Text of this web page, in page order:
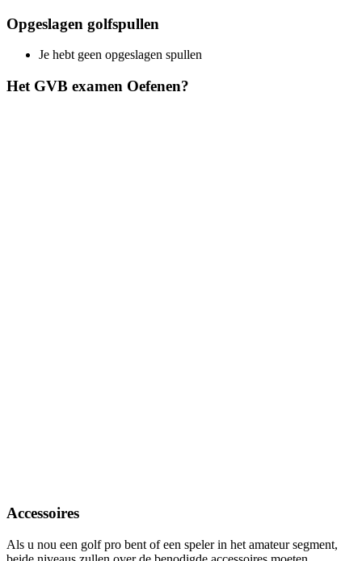
Opgeslagen golfspullen
Je hebt geen opgeslagen spullen
Het GVB examen Oefenen?
Accessoires
Als u nou een golf pro bent of een speler in het amateur segment,